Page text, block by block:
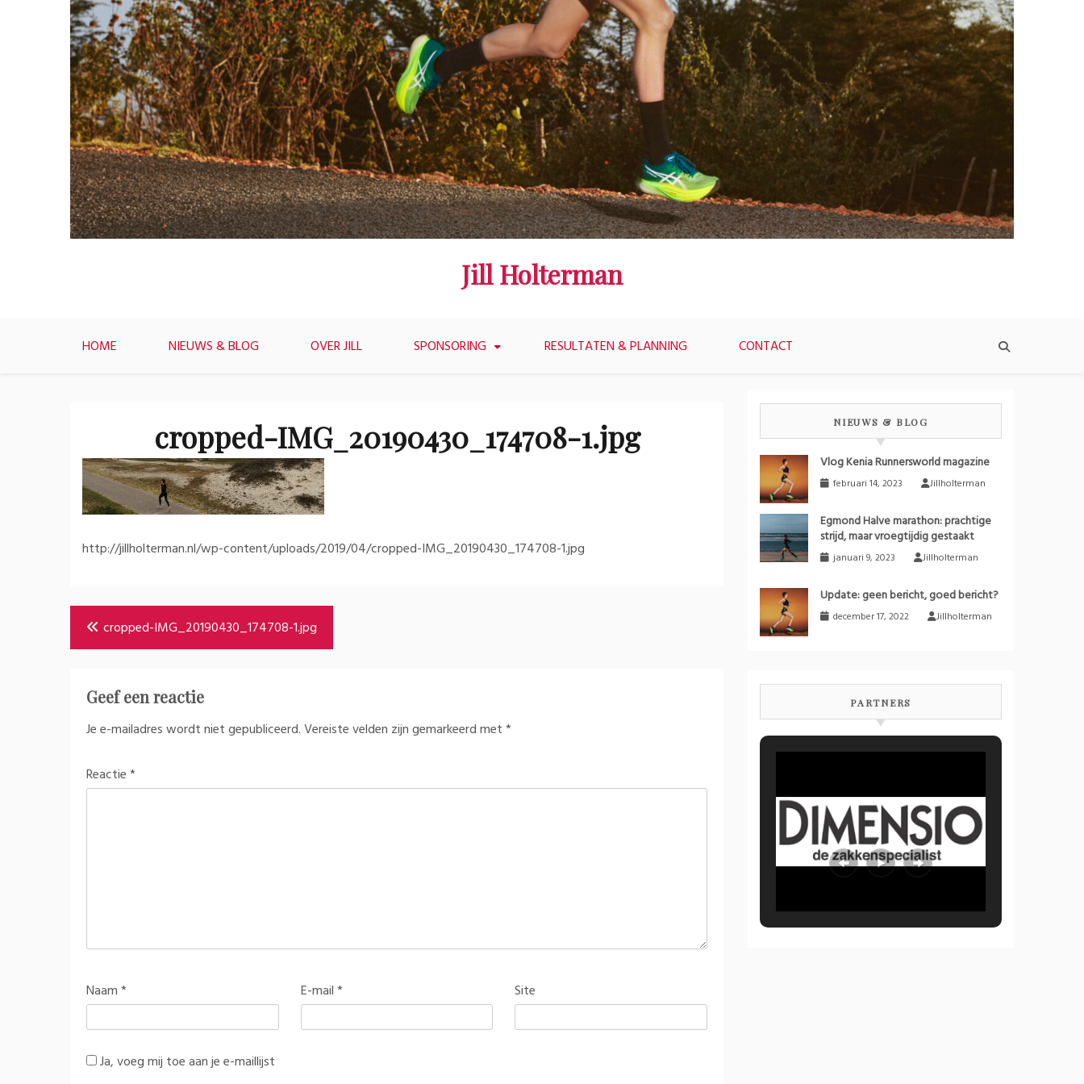
Jill Holterman
HOME NIEUWS & BLOG OVER JILL SPONSORING RESULTATEN & PLANNING CONTACT
cropped-IMG_20190430_174708-1.jpg
http://jillholterman.nl/wp-content/uploads/2019/04/cropped-IMG_20190430_174708-1.jpg
Bericht
navigatie
cropped-IMG_20190430_174708-1.jpg
Geef een reactie
Je e-mailadres wordt niet gepubliceerd.Vereiste velden zijn gemarkeerd met*
Reactie*
Naam* E-mail* Site
Ja, voeg mij toe aan je e-maillijst
NIEUWS & BLOG
Vlog Kenia Runnersworld magazine
februari 14, 2023 Jillholterman
Egmond Halve marathon: prachtige
strijd, maar vroegtijdig gestaakt
januari 9, 2023 Jillholterman
Update: geen bericht, goed bericht?
december 17, 2022 Jillholterman
PARTNERS